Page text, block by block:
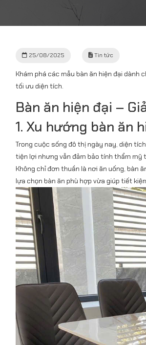
25/08/2025 Tin tức
Khám phá các mẫu bàn ăn hiện đại dành
tối ưu diện tích.
Bàn ăn hiện đại –
1. Xu hướng bàn ăn
Trong cuộc sống đô thị ngày nay, diện
tiện lợi nhưng vẫn đảm bảo tính thẩm mỹ
Không chỉ đơn thuần là nơi ăn uống, bàn
lựa chọn bàn ăn phù hợp vừa giúp tiết